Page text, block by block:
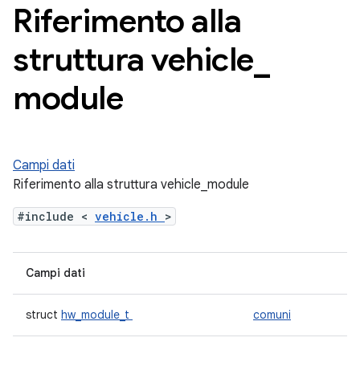
Riferimento alla
struttura vehicle
module
Campi dati
Riferimento alla struttura vehicle_module
#include < vehicle.h >
Campi dati
struct hw_module_t comuni